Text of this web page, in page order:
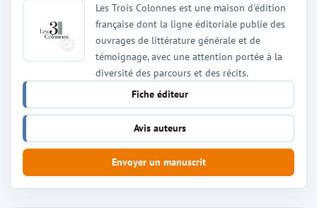
Les Trois Colonnes est une maison d'édition
française dont la ligne éditoriale publie des
ouvrages de littérature générale et de
témoignage, avec une attention portée à la
diversité des parcours et des récits.
Fiche éditeur
Avis auteurs
Envoyer un manuscrit